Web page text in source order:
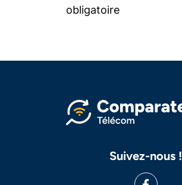
obligatoire
Suivez-nous !